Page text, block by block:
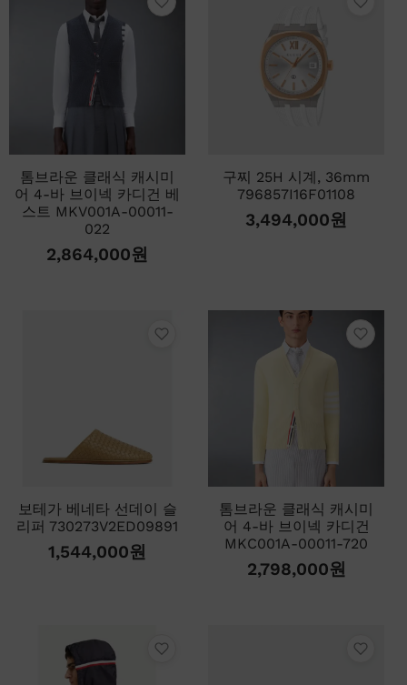
톰브라운 클래식 캐시미
어 4-바 브이넥 카디건 베
스트 MKV001A-00011-
022
2,864,000원
구찌 25H 시계, 36mm
796857I16F01108
3,494,000원
보테가 베네타 선데이 슬
리퍼 730273V2ED09891
1,544,000원
톰브라운 클래식 캐시미
어 4-바 브이넥 카디건
MKC001A-00011-720
2,798,000원